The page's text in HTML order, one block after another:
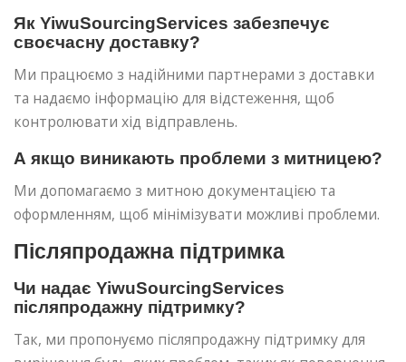
Як YiwuSourcingServices забезпечує
своєчасну доставку?
Ми працюємо з надійними партнерами з доставки
та надаємо інформацію для відстеження, щоб
контролювати хід відправлень.
А якщо виникають проблеми з митницею?
Ми допомагаємо з митною документацією та
оформленням, щоб мінімізувати можливі проблеми.
Післяпродажна підтримка
Чи надає YiwuSourcingServices
післяпродажну підтримку?
Так, ми пропонуємо післяпродажну підтримку для